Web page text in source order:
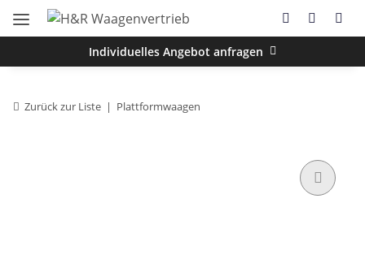
Individuelles Angebot anfragen
Zurück zur Liste Plattformwaagen